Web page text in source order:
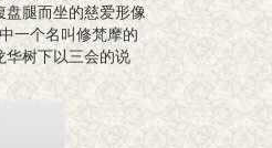
盘腿而坐的慈爱形像
一个名叫修梵摩的
华树下以三会的说